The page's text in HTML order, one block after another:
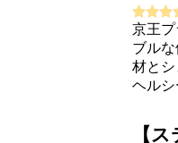
京王
ブル
材と
ヘルシ
【